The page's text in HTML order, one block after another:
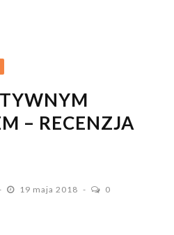
– RECENZJA
19 maja 2018 0